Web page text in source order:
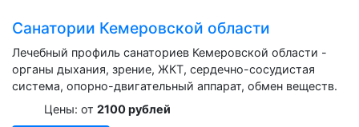
Санатории Кемеровской области
Лечебный профиль санаториев Кемеровской области -
органы дыхания, зрение, ЖКТ, сердечно-сосудистая
система, опорно-двигательный аппарат, обмен веществ.
Цены: от 2100 рублей